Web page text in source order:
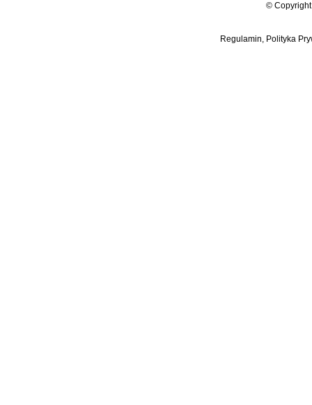
©
Regulamin, Polityka